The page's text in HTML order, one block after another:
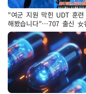
"여군 지원 막힌 UDT 훈련
해봤습니다"…707 출신 女
'완벽 소화'